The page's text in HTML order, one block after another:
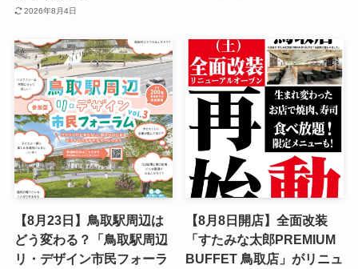
2026年8月4日
【8月23日】鳥取駅周辺は
どう変わる？「鳥取駅周辺
リ・デザイン市民フォーラ
【8月8日開店】全面改装
「すたみな太郎PREMIUM
BUFFET 鳥取店」がリニュ